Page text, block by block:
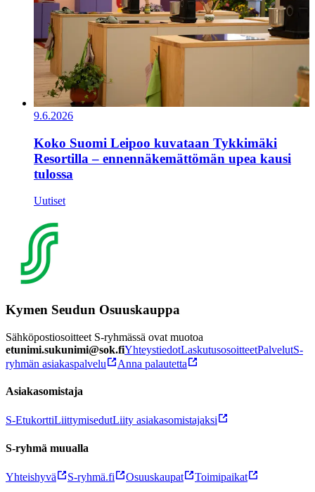
9.6.2026
Koko Suomi Leipoo kuvataan Tykkimäki
Resortilla – ennennäkemättömän upea kausi
tulossa
Uutiset
Kymen Seudun Osuuskauppa
Sähköpostiosoitteet S-ryhmässä ovat muotoa
etunimi.sukunimi@sok.fiYhteystiedotLaskutusosoitteetPalvelutS-
ryhmän asiakaspalvelu
Anna palautetta
Asiakasomistaja
S-EtukorttiLiittymisedutLiity asiakasomistajaksi
S-ryhmä muualla
Yhteishyvä S-ryhmä.fi Osuuskaupat Toimipaikat